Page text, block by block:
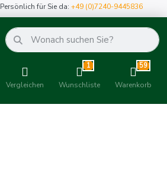
Persönlich für Sie da:+49 (0)7240-9445836
Vergleichen
1
Wunschliste
59
Warenkorb